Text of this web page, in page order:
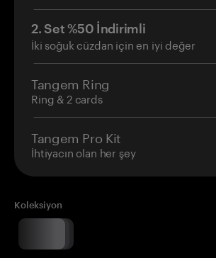
2. Set %50 İndirimli
İki soğuk cüzdan için en iyi değer
Tangem Ring
Ring & 2 cards
Tangem Pro Kit
İhtiyacın olan her şey
Koleksiyon